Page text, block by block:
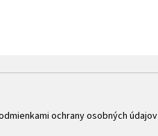
ochrany osobných údajov